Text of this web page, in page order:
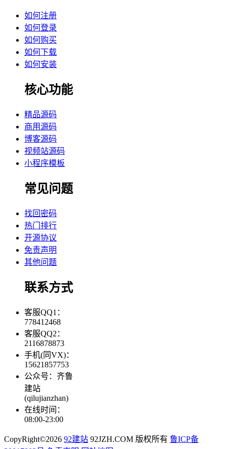
如何注册
如何登录
如何购买
如何下载
如何安装
核心功能
精品源码
商用源码
博客源码
视频站源码
小程序模板
常见问题
找回密码
热门排行
开源协议
免责声明
其他问题
联系方式
客服QQ1：
778412468
客服QQ2：
2116878873
手机(同VX)：
15621857753
公众号：齐鲁
建站
(qilujianzhan)
在线时间：
08:00-23:00
CopyRight©2026 92建站 92JZH.COM 版权所有 鲁ICP备